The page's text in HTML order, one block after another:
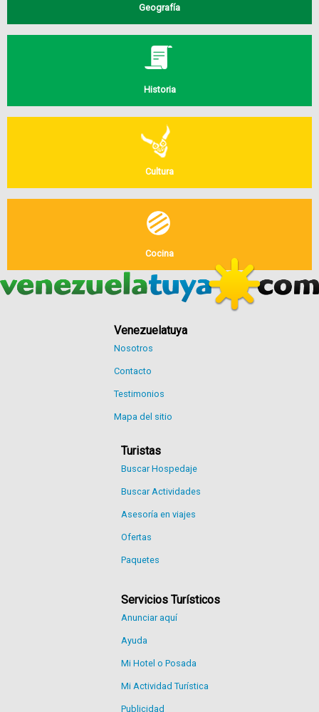
Geografía
Historia
Cultura
Cocina
Venezuelatuya
Nosotros
Contacto
Testimonios
Mapa del sitio
Turistas
Buscar Hospedaje
Buscar Actividades
Asesoría en viajes
Ofertas
Paquetes
Servicios Turísticos
Anunciar aquí
Ayuda
Mi Hotel o Posada
Mi Actividad Turística
Publicidad